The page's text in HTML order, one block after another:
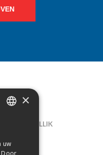
B-1731 ZELLIK
×
uw
Door